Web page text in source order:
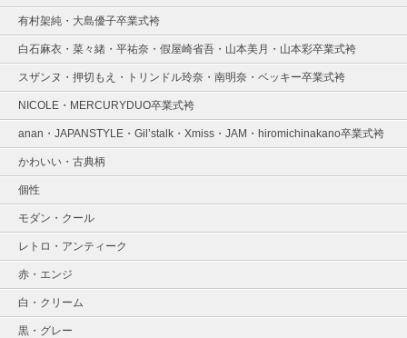
有村架純・大島優子卒業式袴
白石麻衣・菜々緒・平祐奈・假屋崎省吾・山本美月・山本彩卒業式袴
スザンヌ・押切もえ・トリンドル玲奈・南明奈・ベッキー卒業式袴
NICOLE・MERCURYDUO卒業式袴
anan・JAPANSTYLE・Gil’stalk・Xmiss・JAM・hiromichinakano卒業式袴
かわいい・古典柄
個性
モダン・クール
レトロ・アンティーク
赤・エンジ
白・クリーム
黒・グレー